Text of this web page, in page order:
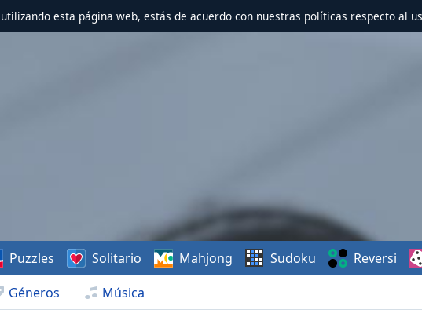
esta página web, estás de acuerdo con nuestras políticas respecto al
Géneros Música
Puzzles Solitario Mahjong Sudoku Reversi